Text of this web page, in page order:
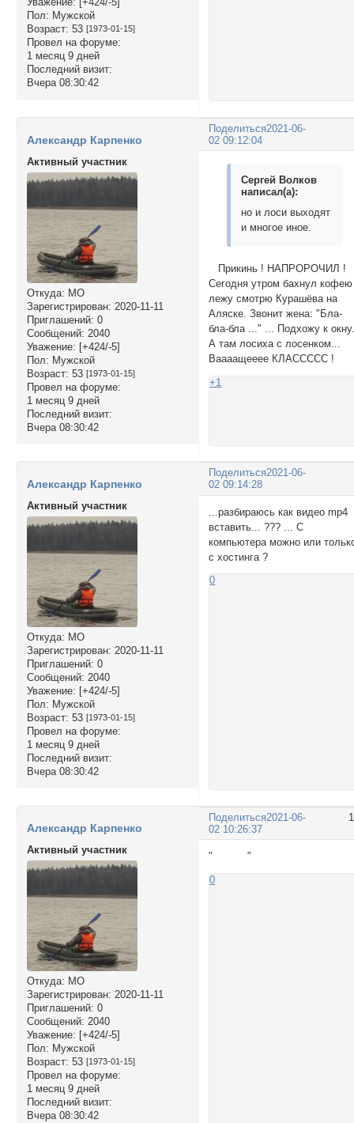
Пол: Мужской
Возраст: 53 [1973-01-15]
Провел на форуме:
1 месяц 9 дней
Последний визит:
Вчера 08:30:42
Поделиться2021-06-
02 09:12:04
Александр Карпенко
Активный участник
Откуда: МО
Зарегистрирован: 2020-11-11
Приглашений: 0
Сообщений: 2040
Уважение: [+424/-5]
Пол: Мужской
Возраст: 53 [1973-01-15]
Провел на форуме:
1 месяц 9 дней
Последний визит:
Вчера 08:30:42
Сергей Волков
написал(а):
но и лоси выходят
и многое иное.
Прикинь ! НАПРОРОЧИЛ !
Сегодня утром бахнул
лежу смотрю Курашёва на
Аляске. Звонит жена: "Бла-
бла-бла ..." ... Подхожу к
А там лосиха с лосенком...
Ваааащееее КЛАССССС !
+1
Поделиться2021-06-
02 09:14:28
Александр Карпенко
Активный участник
Откуда: МО
Зарегистрирован: 2020-11-11
Приглашений: 0
Сообщений: 2040
Уважение: [+424/-5]
Пол: Мужской
Возраст: 53 [1973-01-15]
Провел на форуме:
1 месяц 9 дней
Последний визит:
Вчера 08:30:42
...разбираюсь как видео mp4
вставить... ??? ... С
компьютера можно или
с хостинга ?
0
Поделиться2021-06-
02 10:26:37
Александр Карпенко
Активный участник
Откуда: МО
Зарегистрирован: 2020-11-11
Приглашений: 0
Сообщений: 2040
Уважение: [+424/-5]
Пол: Мужской
Возраст: 53 [1973-01-15]
Провел на форуме:
1 месяц 9 дней
Последний визит:
Вчера 08:30:42
"
"
0